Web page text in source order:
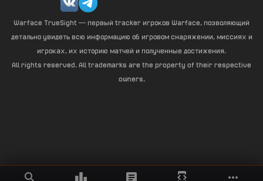
Warface TrueSight — первый tracker игроков Warface, позволяющий
детально увидеть всю информацию об игровом снаряжении, миссиях и
игроках, их историю матчей и полученные достижения.
All rights reserved. All trademarks are the property of their respective
owners.